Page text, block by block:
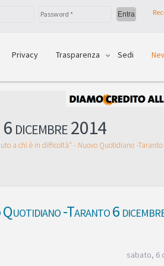
Privacy Trasparenza Sedi
dicembre 2014
a chi è in difficoltà" - Nuovo Quotidiano -Taranto
-Taranto 6
sabato, 6